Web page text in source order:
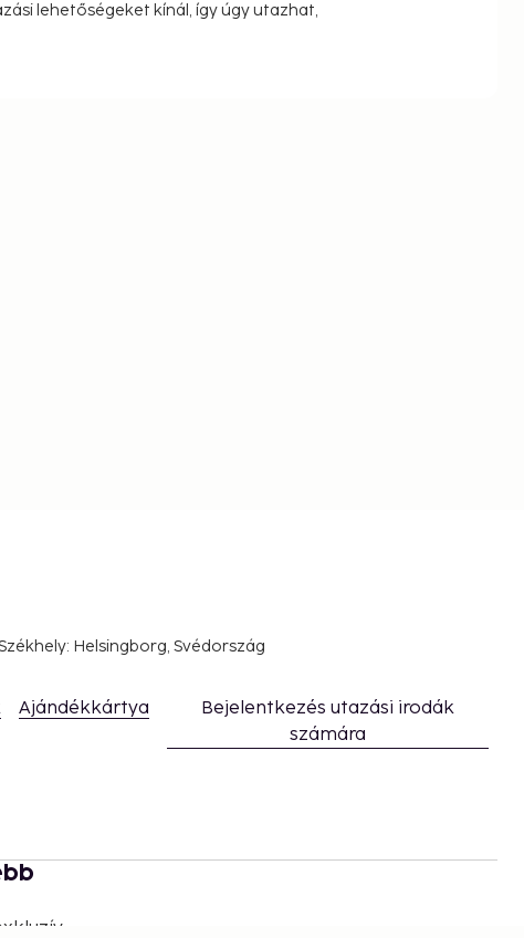
lehetőségeket kínál, így úgy utazhat,
Helsingborg, Svédország
Ajándékkártya
Bejelentkezés utazási irodák
számára